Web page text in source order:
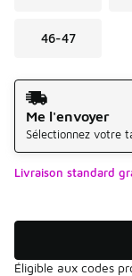
46-47
Mode d'expédition
Me l'envoyer
Sélectionnez votre
Livraison standard
Éligible aux codes